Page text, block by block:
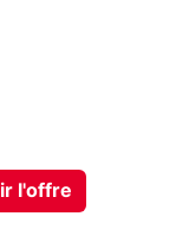
l'offre